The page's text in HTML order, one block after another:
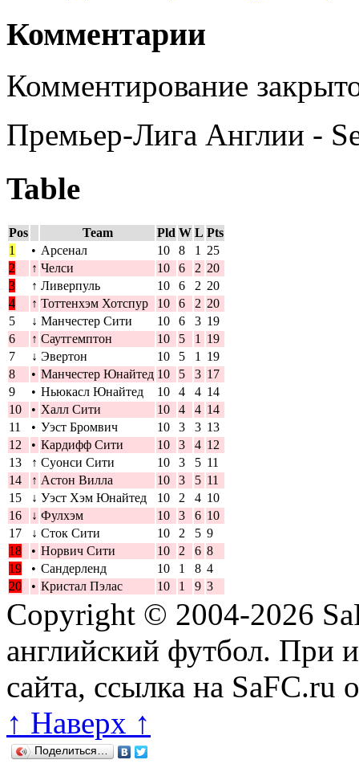
Комментарии
Комментирование
Премьер-Лига Англии -
Table
Pos Team Pld W L Pts
1
• Арсенал 10 8 1
25
2
↑ Челси 10 6 2 20
3
↑ Ливерпуль 10 6 2 20
4
↑ Тоттенхэм Хотспур 10 6 2 20
5
↓ Манчестер Сити 10 6 3 19
6
↑ Саутгемптон 10 5 1
19
7
↓ Эвертон 10 5 1
19
8
• Манчестер Юнайтед 10 5 3 17
9
• Ньюкасл Юнайтед 10 4 4 14
10
• Халл Сити 10 4 4 14
11
• Уэст Бромвич 10 3 3 13
12
• Кардифф Сити 10 3 4 12
13
↑ Суонси Сити 10 3 5 11
14
↑ Астон Вилла 10 3 5 11
15
↓ Уэст Хэм Юнайтед 10 2 4 10
16
↓ Фулхэм 10 3 6 10
17
↓ Сток Сити 10 2 5 9
18
• Норвич Сити 10 2 6 8
19
• Сандерленд 10 1 8 4
20
• Кристал Пэлас 10 1 9 3
Copyright © 2004-2026
английский футбол. При
сайта, ссылка на SaFC.ru
↑ Наверх ↑
Поделиться…